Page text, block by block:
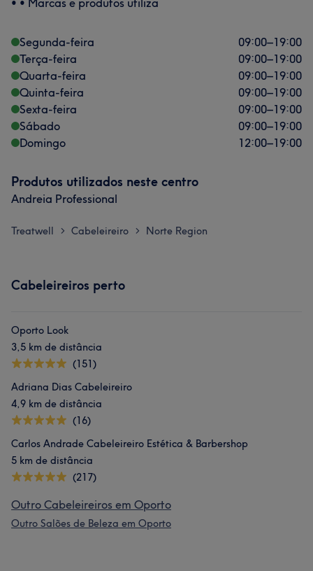
• • Marcas e produtos utiliza
Segunda-feira 09:00–19:00
Terça-feira
09:00–19:00
Quarta-feira
09:00–19:00
Quinta-feira
09:00–19:00
Sexta-feira
09:00–19:00
Sábado
09:00–19:00
Domingo
12:00–19:00
Produtos utilizados neste centro
Andreia Professional
Treatwell > Cabeleireiro > Norte Region
Cabeleireiros perto
Oporto Look
3,5 km de distância
(151)
Adriana Dias Cabeleireiro
4,9 km de distância
(16)
Carlos Andrade Cabeleireiro Estética & Barbershop
5 km de distância
(217)
Outro Cabeleireiros em Oporto
Outro Salões de Beleza em Oporto